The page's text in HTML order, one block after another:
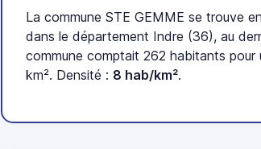
La commune STE GEMME se trouve
dans le département Indre (36), au
commune comptait 262 habitants
km². Densité : 8 hab/km².